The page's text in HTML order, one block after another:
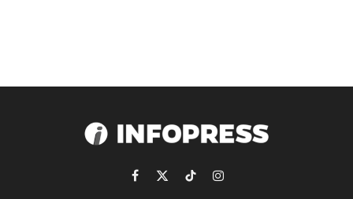
Facebook
X
TikTokInstagram